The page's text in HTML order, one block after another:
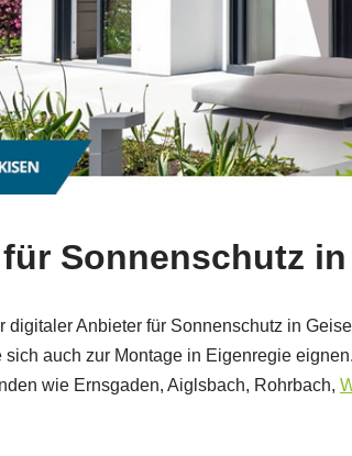
Sonnenschutz
Anbieter für Sonnenschutz in
auch zur Montage in Eigenregie
wie Ernsgaden, Aiglsbach, Rohrbach,